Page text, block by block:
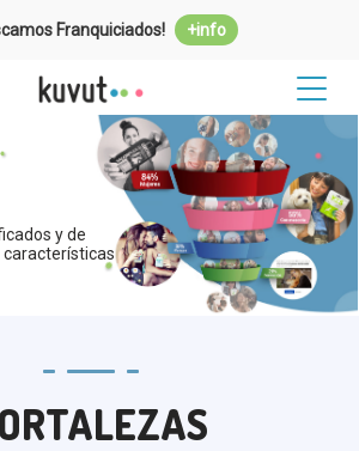
Franquiciados! +info
y de
características